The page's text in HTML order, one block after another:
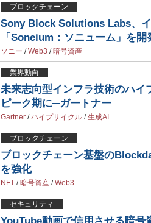
ブロックチェーン
Sony Block Solutions Labs、
「Soneium：ソニューム」を開
ソニー /Web3 /暗号資産
業界動向
未来志向型インフラ技術のハ
ピーク期に─ガートナー
Gartner /ハイプサイクル /生成AI
ブロックチェーン
ブロックチェーン基盤の
を強化
NFT /暗号資産 /Web3
セキュリティ